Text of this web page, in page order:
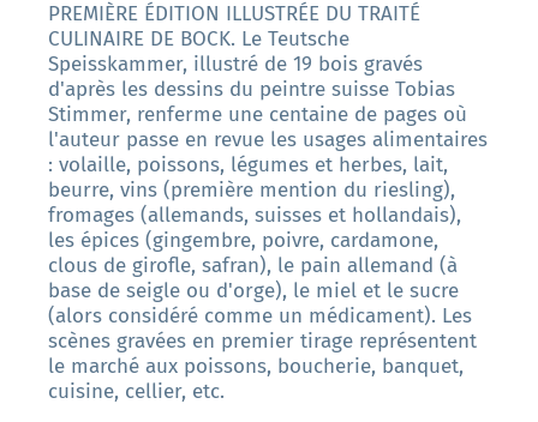
PREMIÈRE ÉDITION ILLUSTRÉE DU TRAITÉ
CULINAIRE DE BOCK. Le Teutsche
Speisskammer, illustré de 19 bois gravés
d'après les dessins du peintre suisse Tobias
Stimmer, renferme une centaine de pages où
l'auteur passe en revue les usages alimentaires
: volaille, poissons, légumes et herbes, lait,
beurre, vins (première mention du riesling),
fromages (allemands, suisses et hollandais),
les épices (gingembre, poivre, cardamone,
clous de girofle, safran), le pain allemand (à
base de seigle ou d'orge), le miel et le sucre
(alors considéré comme un médicament). Les
scènes gravées en premier tirage représentent
le marché aux poissons, boucherie, banquet,
cuisine, cellier, etc.